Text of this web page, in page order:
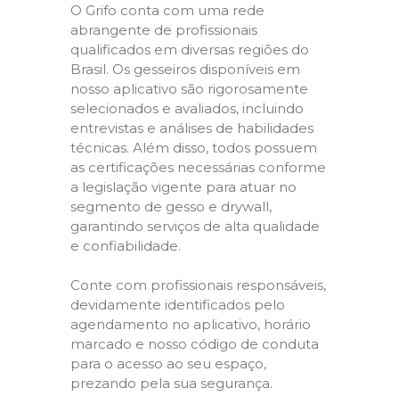
O Grifo conta com uma rede
abrangente de profissionais
qualificados em diversas regiões do
Brasil. Os gesseiros disponíveis em
nosso aplicativo são rigorosamente
selecionados e avaliados, incluindo
entrevistas e análises de habilidades
técnicas. Além disso, todos possuem
as certificações necessárias conforme
a legislação vigente para atuar no
segmento de gesso e drywall,
garantindo serviços de alta qualidade
e confiabilidade.
Conte com profissionais responsáveis,
devidamente identificados pelo
agendamento no aplicativo, horário
marcado e nosso código de conduta
para o acesso ao seu espaço,
prezando pela sua segurança.